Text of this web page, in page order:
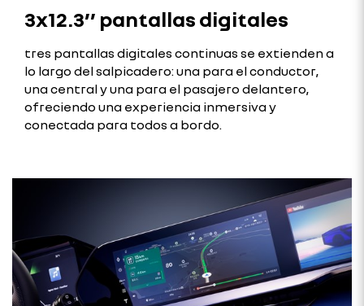
3x12.3’’ pantallas digitales
tres pantallas digitales continuas se extienden a
lo largo del salpicadero: una para el conductor,
una central y una para el pasajero delantero,
ofreciendo una experiencia inmersiva y
conectada para todos a bordo.